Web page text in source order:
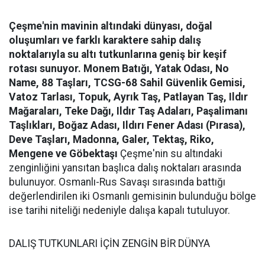
Çeşme'nin mavinin altındaki dünyası, doğal
oluşumları ve farklı karaktere sahip dalış
noktalarıyla su altı tutkunlarına geniş bir keşif
rotası sunuyor. Monem Batığı, Yatak Odası, No
Name, 88 Taşları, TCSG-68 Sahil Güvenlik Gemisi,
Vatoz Tarlası, Topuk, Ayrık Taş, Patlayan Taş, Ildır
Mağaraları, Teke Dağı, Ildır Taş Adaları, Paşalimanı
Taşlıkları, Boğaz Adası, Ildırı Fener Adası (Pırasa),
Deve Taşları, Madonna, Galer, Tektaş, Riko,
Mengene ve Göbektaşı Çeşme'nin su altındaki
zenginliğini yansıtan başlıca dalış noktaları arasında
bulunuyor. Osmanlı-Rus Savaşı sırasında battığı
değerlendirilen iki Osmanlı gemisinin bulunduğu bölge
ise tarihi niteliği nedeniyle dalışa kapalı tutuluyor.
DALIŞ TUTKUNLARI İÇİN ZENGİN BİR DÜNYA